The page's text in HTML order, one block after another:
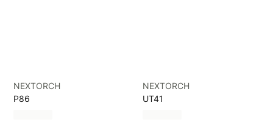
NEXTORCH
P86
NEXTORCH
UT41